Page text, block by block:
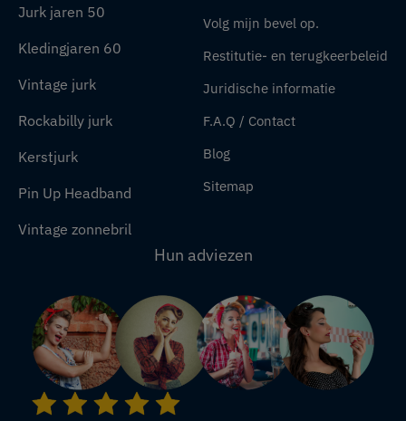
Jurk jaren 50
Kledingjaren 60
Vintage jurk
Rockabilly jurk
Kerstjurk
Pin Up Headband
Vintage zonnebril
Volg mijn bevel op.
Restitutie- en terugkeerbeleid
Juridische informatie
F.A.Q / Contact
Blog
Sitemap
Hun adviezen